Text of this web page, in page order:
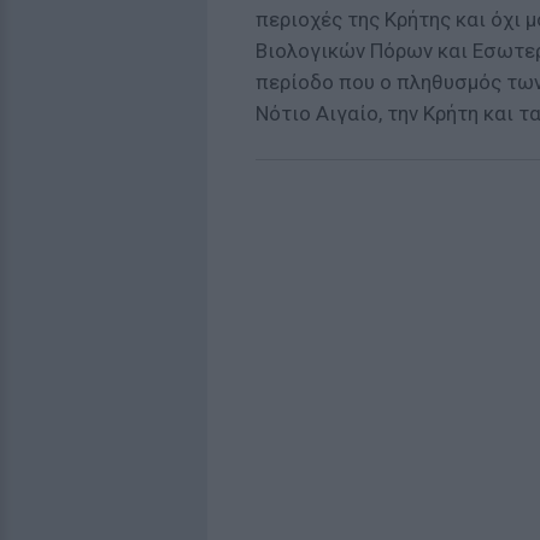
περιοχές της Κρήτης και όχι
Βιολογικών Πόρων και
περίοδο που ο πληθυσμός
Νότιο Αιγαίο, την Κρήτη και